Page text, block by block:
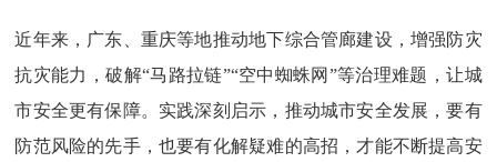
近年来，广东、重庆等地推动地下综合管廊建设，增强防灾
抗灾能力，破解“马路拉链”“空中蜘蛛网”等治理难题，让城
市安全更有保障。实践深刻启示，推动城市安全发展，要有
防范风险的先手，也要有化解疑难的高招，才能不断提高安